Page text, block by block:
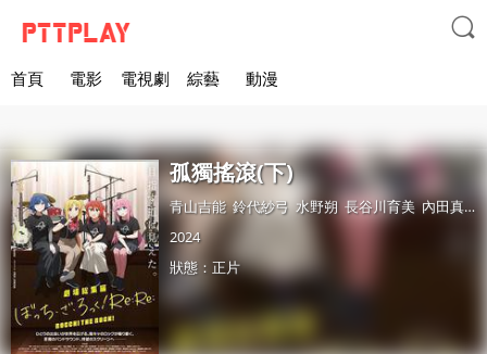

首頁 電影 電視劇 綜藝 動漫
孤獨搖滾(下)
青山吉能 鈴代紗弓 水野朔 長谷川育美 內田真禮
2024
狀態：正片